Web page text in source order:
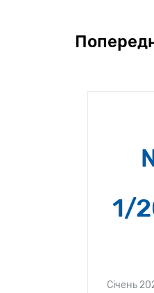
1/
Січень